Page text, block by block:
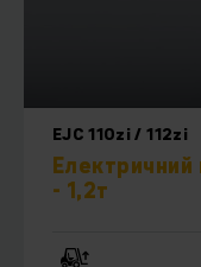
EJC 110zi / 112zi
- 1,2т